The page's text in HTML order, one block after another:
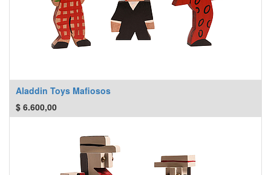
Aladdin Toys Mafiosos
$ 6.600,00